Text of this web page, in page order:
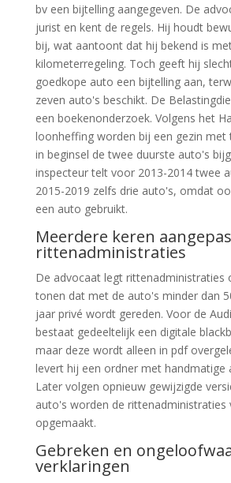
bv een bijtelling aangegeven. De
jurist en kent de regels. Hij houdt
bij, wat aantoont dat hij bekend is
kilometerregeling. Toch geeft hij
goedkope auto een bijtelling aan,
zeven auto's beschikt. De
een boekenonderzoek. Volgens het
loonheffing worden bij een gezin met
in beginsel de twee duurste auto's
inspecteur telt voor 2013-2014 twee
2015-2019 zelfs drie auto's, omdat
een auto gebruikt.
Meerdere keren
rittenadministraties
De advocaat legt rittenadministraties
tonen dat met de auto's minder dan
jaar privé wordt gereden. Voor de
bestaat gedeeltelijk een digitale
maar deze wordt alleen in pdf
levert hij een ordner met handmatige
Later volgen opnieuw gewijzigde
auto's worden de rittenadministraties
opgemaakt.
Gebreken en
verklaringen